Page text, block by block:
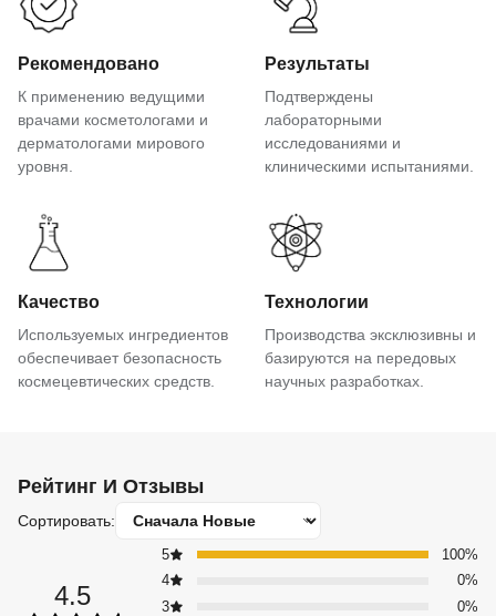
Рекомендовано
К применению ведущими
врачами косметологами и
дерматологами мирового
уровня.
Результаты
Подтверждены
лабораторными
исследованиями и
клиническими испытаниями.
Качество
Используемых ингредиентов
обеспечивает безопасность
космецевтических средств.
Технологии
Производства эксклюзивны и
базируются на передовых
научных разработках.
Рейтинг И Отзывы
Сортировать:
4.5
5
100%
4
0%
3
0%